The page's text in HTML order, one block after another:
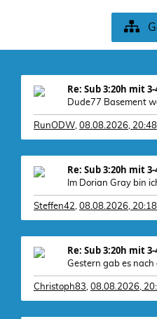
RunODW, 08.08.2026, 20:48
Im Dorian Gray bin
Steffen42, 08.08.2026, 20:18
Christoph83, 08.08.2026,